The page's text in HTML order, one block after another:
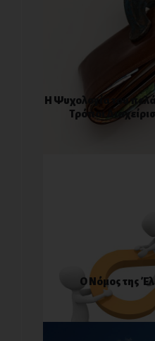
Η Ψυχολογία του
Τρόποι
Ο Νόμος της